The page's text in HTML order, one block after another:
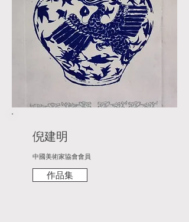
倪建明
中國美術家協會會員
作品集